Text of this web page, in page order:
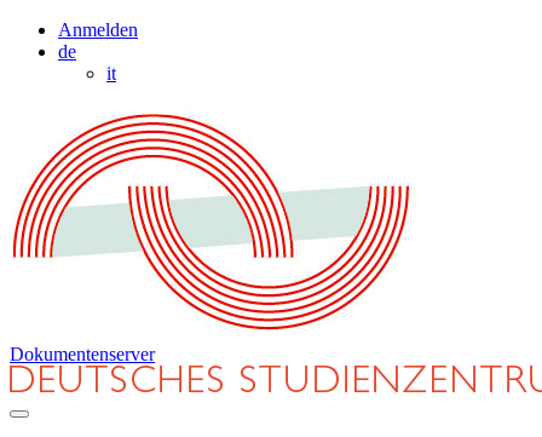
Anmelden
de
it
Dokumentenserver